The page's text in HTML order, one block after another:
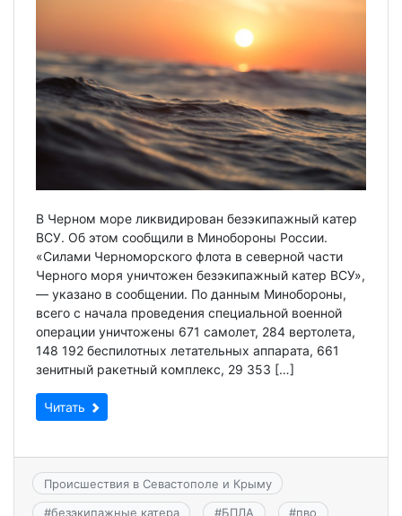
В Черном море ликвидирован безэкипажный катер
ВСУ. Об этом сообщили в Минобороны России.
«Силами Черноморского флота в северной части
Черного моря уничтожен безэкипажный катер ВСУ»,
— указано в сообщении. По данным Минобороны,
всего с начала проведения специальной военной
операции уничтожены 671 самолет, 284 вертолета,
148 192 беспилотных летательных аппарата, 661
зенитный ракетный комплекс, 29 353 […]
Читать
Происшествия в Севастополе и Крыму
#безэкипажные катера #БПЛА #пво